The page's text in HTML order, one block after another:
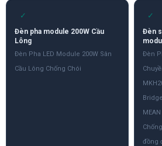
✓
Đèn pha module 200W Cầu
Lông
Đèn Pha LED Module 200W Sân
Cầu Lông Chống Chói
✓
Đèn
Đèn
đồng